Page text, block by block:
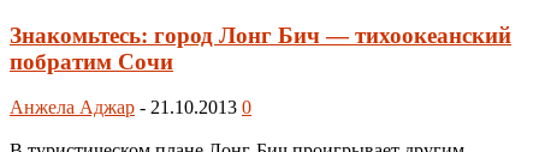
Знакомьтесь: город Лонг Бич — тихоокеанский
побратим Сочи
Анжела Аджар - 21.10.2013 0